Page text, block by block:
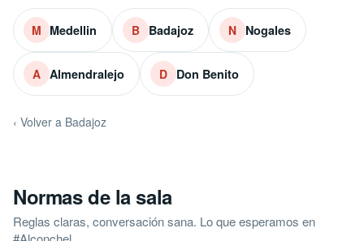
M Medellin B Badajoz N Nogales
A Almendralejo D Don Benito
‹ Volver a Badajoz
Normas de la sala
Reglas claras, conversación sana. Lo que esperamos en